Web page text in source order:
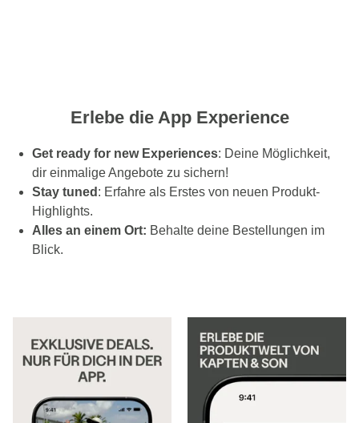
Erlebe die App Experience
Get ready for new Experiences: Deine Möglichkeit,
dir einmalige Angebote zu sichern!
Stay tuned : Erfahre als Erstes von neuen Produkt-
Highlights.
Alles an einem Ort: Behalte deine Bestellungen im
Blick.